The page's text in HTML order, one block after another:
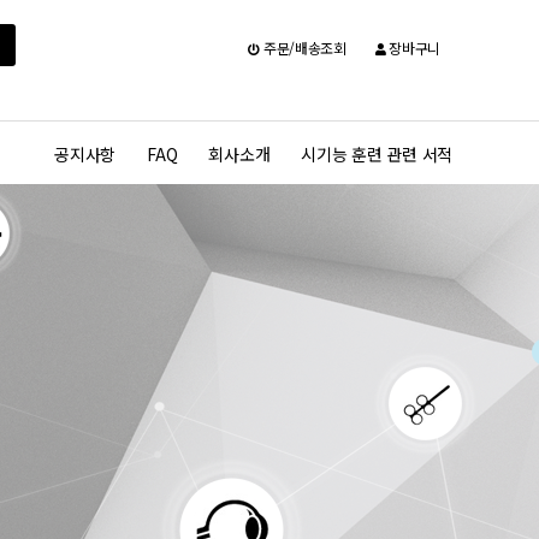
주문/배송조회 장바구니
공지사항 FAQ 회사소개 시기능 훈련 관련 서적